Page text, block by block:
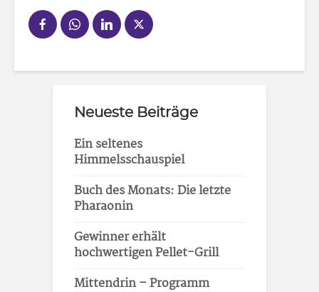
Neueste Beiträge
Ein seltenes
Himmelsschauspiel
Buch des Monats: Die letzte
Pharaonin
Gewinner erhält
hochwertigen Pellet-Grill
Mittendrin – Programm